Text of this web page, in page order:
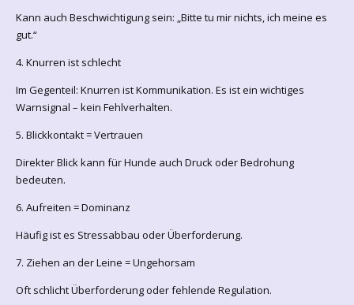
Kann auch Beschwichtigung sein: „Bitte tu mir nichts, ich meine es
gut.“
4. Knurren ist schlecht
Im Gegenteil: Knurren ist Kommunikation. Es ist ein wichtiges
Warnsignal – kein Fehlverhalten.
5. Blickkontakt = Vertrauen
Direkter Blick kann für Hunde auch Druck oder Bedrohung
bedeuten.
6. Aufreiten = Dominanz
Häufig ist es Stressabbau oder Überforderung.
7. Ziehen an der Leine = Ungehorsam
Oft schlicht Überforderung oder fehlende Regulation.